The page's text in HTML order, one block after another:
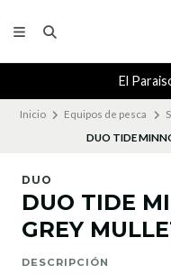
El
Inicio Equipos de pesca
DUO TIDE
DUO
DUO TIDE
GREY
DESCRIPCIÓN